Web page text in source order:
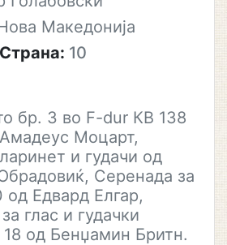
Македонија
Страна: 10
бр. 3 во F-dur КВ 138
Моцарт,
и гудачи од
Серенада за
од Едвард Елгар,
глас и гудачки
18 од Бенџамин Бритн.